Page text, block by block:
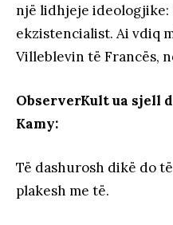
një lidhjeje ideologjike:
ekzistencialist. Ai vdiq
Villeblevin të Francës,
ObserverKult ua sjell
Kamy:
Të dashurosh dikë do
plakesh me të.